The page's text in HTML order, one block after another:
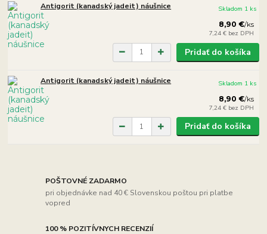
Antigorit (kanadský jadeit) náušnice
8,90 €/ks
7,24 € bez DPH
Skladom 1 ks
Pridať do košíka
Antigorit (kanadský jadeit) náušnice
8,90 €/ks
7,24 € bez DPH
Skladom 1 ks
Pridať do košíka
POŠTOVNÉ ZADARMO
pri objednávke nad 40 € Slovenskou poštou pri platbe
vopred
100 % POZITÍVNYCH RECENZIÍ